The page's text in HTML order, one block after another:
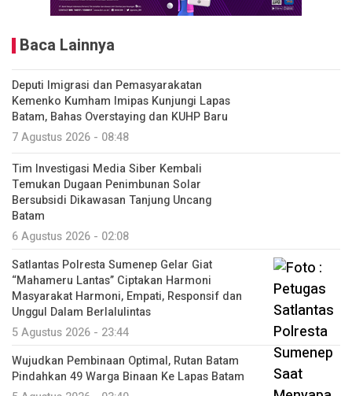
Baca Lainnya
Deputi Imigrasi dan Pemasyarakatan
Kemenko Kumham Imipas Kunjungi Lapas
Batam, Bahas Overstaying dan KUHP Baru
7 Agustus 2026 - 08:48
Tim Investigasi Media Siber Kembali
Temukan Dugaan Penimbunan Solar
Bersubsidi Dikawasan Tanjung Uncang
Batam
6 Agustus 2026 - 02:08
Satlantas Polresta Sumenep Gelar Giat
“Mahameru Lantas” Ciptakan Harmoni
Masyarakat Harmoni, Empati, Responsif dan
Unggul Dalam Berlalulintas
5 Agustus 2026 - 23:44
Wujudkan Pembinaan Optimal, Rutan Batam
Pindahkan 49 Warga Binaan Ke Lapas Batam